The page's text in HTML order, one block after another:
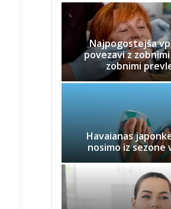
Najpogostejša
povezavi z
zobnimi
Havaianas
nosimo iz sezone